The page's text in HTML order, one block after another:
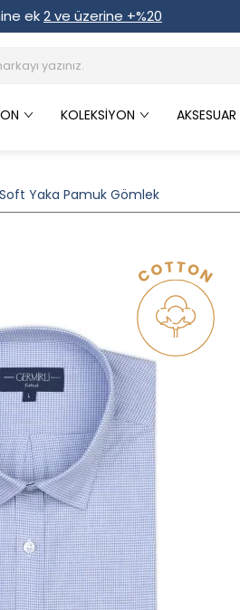
ek2 ve üzerine +%20
KOLEKSIYON AKSESUAR
Yaka Pamuk Gömlek